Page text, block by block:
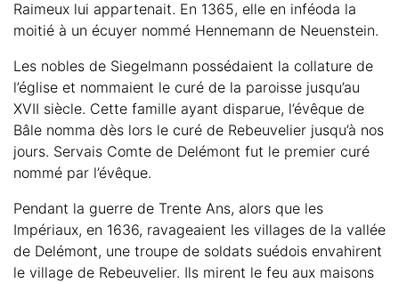
Raimeux lui appartenait. En 1365, elle en inféoda la
moitié à un écuyer nommé Hennemann de Neuenstein.
Les nobles de Siegelmann possédaient la collature de
l’église et nommaient le curé de la paroisse jusqu’au
XVII siècle. Cette famille ayant disparue, l’évêque de
Bâle nomma dès lors le curé de Rebeuvelier jusqu’à nos
jours. Servais Comte de Delémont fut le premier curé
nommé par l’évêque.
Pendant la guerre de Trente Ans, alors que les
Impériaux, en 1636, ravageaient les villages de la vallée
de Delémont, une troupe de soldats suédois envahirent
le village de Rebeuvelier. Ils mirent le feu aux maisons